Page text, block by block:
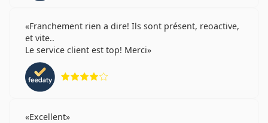
Franchement rien a dire! Ils sont présent, reoactive,
et vite..
Le service client est top! Merci
Excellent